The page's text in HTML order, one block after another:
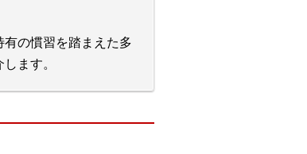
の慣習を踏まえた多
ます。